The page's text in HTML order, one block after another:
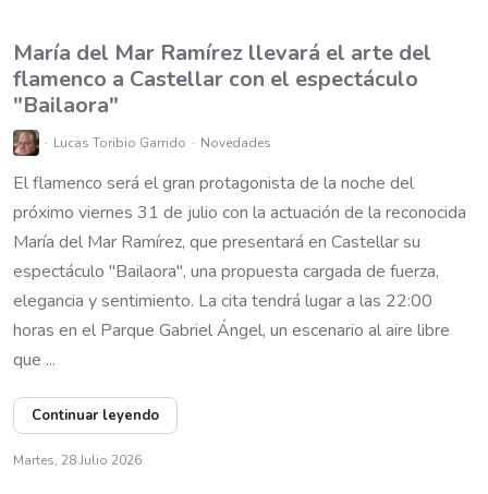
María del Mar Ramírez llevará el arte del
flamenco a Castellar con el espectáculo
"Bailaora"
Lucas Toribio Garrido Novedades
El flamenco será el gran protagonista de la noche del
próximo viernes 31 de julio con la actuación de la reconocida
María del Mar Ramírez, que presentará en Castellar su
espectáculo "Bailaora", una propuesta cargada de fuerza,
elegancia y sentimiento. La cita tendrá lugar a las 22:00
horas en el Parque Gabriel Ángel, un escenario al aire libre
que ...
Continuar leyendo
Martes, 28 Julio 2026